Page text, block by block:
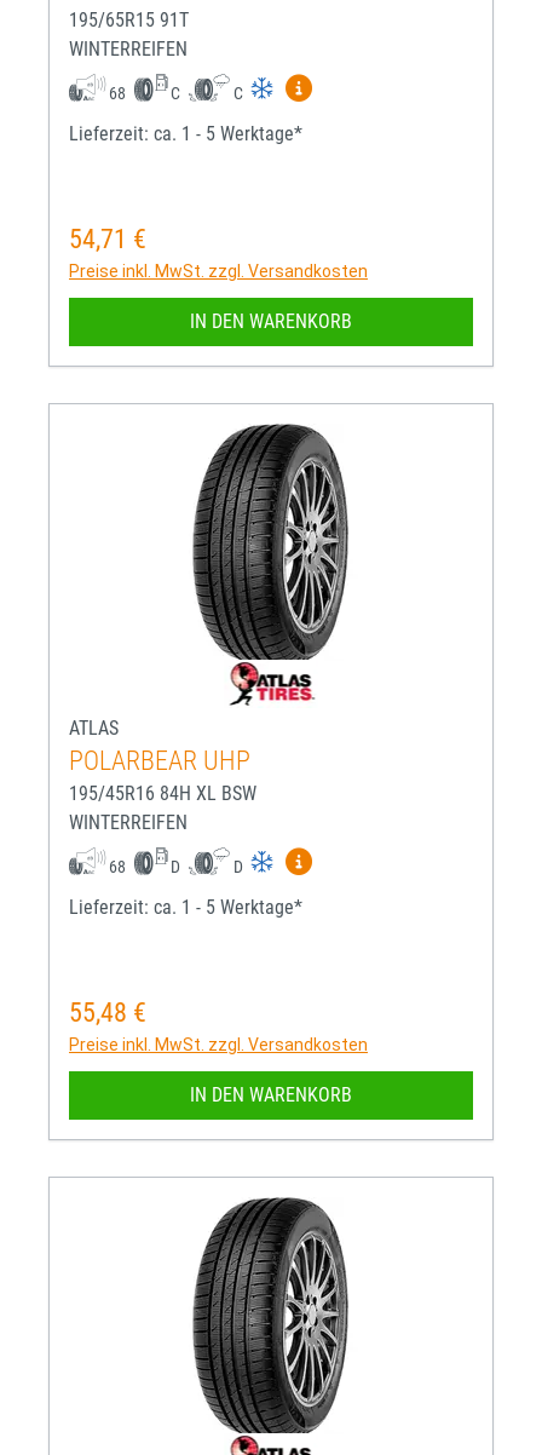
195/65R15 91T
WINTERREIFEN
68 C C
Mehr Informationen zum
Lieferzeit: ca. 1 - 5 Werktage*
Regulärer Preis:
54,71 €
Preise inkl. MwSt. zzgl. Versandkosten
IN DEN WARENKORB
ATLAS
POLARBEAR UHP
195/45R16 84H XL BSW
WINTERREIFEN
68 D D
Mehr Informationen zum
Lieferzeit: ca. 1 - 5 Werktage*
Regulärer Preis:
55,48 €
Preise inkl. MwSt. zzgl. Versandkosten
IN DEN WARENKORB